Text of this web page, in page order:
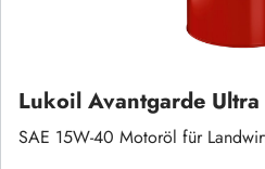
Lukoil Avantgarde
SAE 15W-40 Motoröl für